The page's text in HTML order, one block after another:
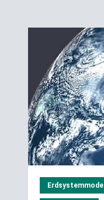
Erdsystemmodell